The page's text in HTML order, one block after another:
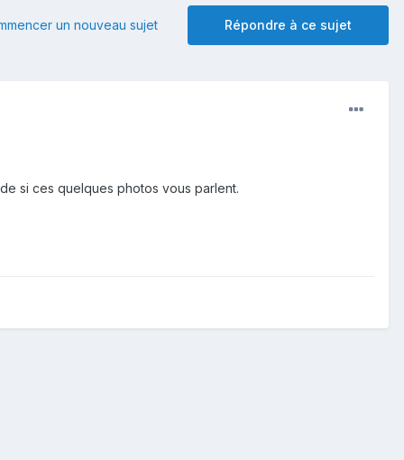
Répondre à ce sujet
un nouveau sujet
si ces quelques photos vous parlent.